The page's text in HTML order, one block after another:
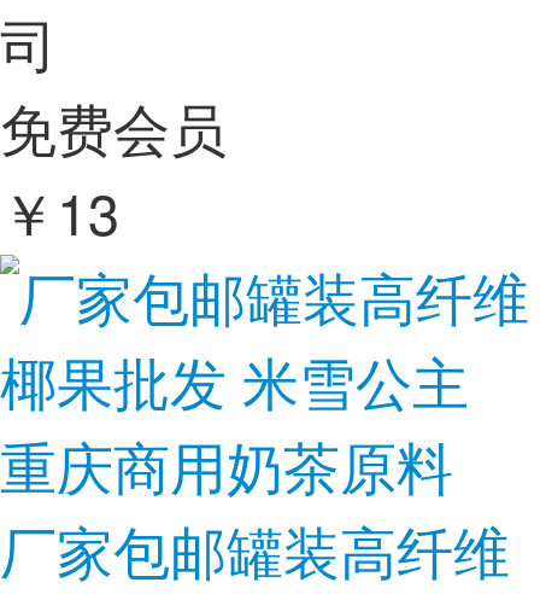
司
免费会员
￥ 13
厂家包邮罐装高纤维